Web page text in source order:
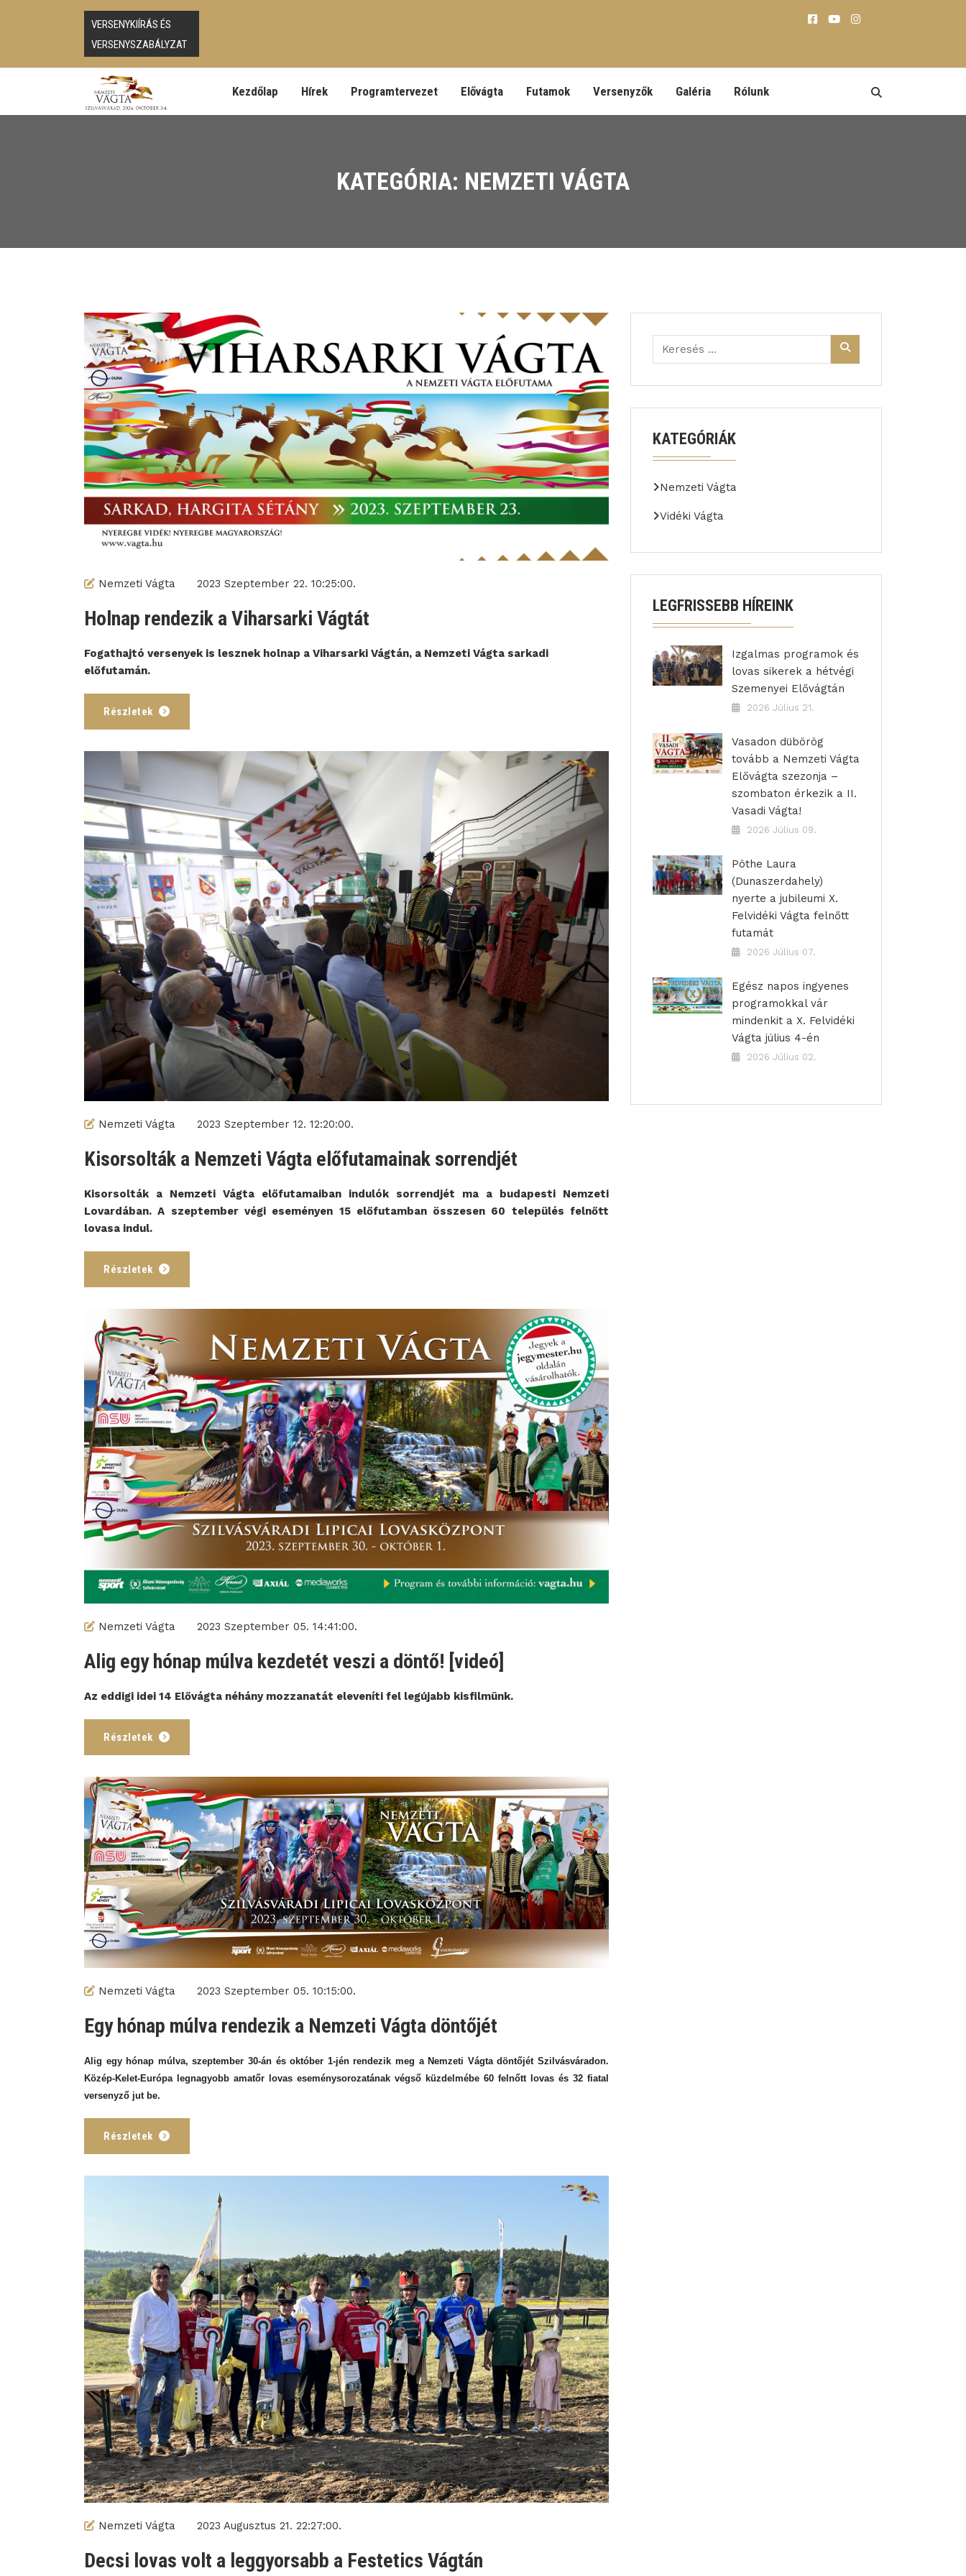
VERSENYKIÍRÁS ÉS
VERSENYSZABÁLYZAT
Kezdőlap Hírek Programtervezet Elővágta Futamok Versenyzők Galéria Rólunk
KATEGÓRIA: NEMZETI VÁGTA
Nemzeti Vágta 2023 Szeptember 22. 10:25:00.
Holnap rendezik a Viharsarki Vágtát
Fogathajtó versenyek is lesznek holnap a Viharsarki Vágtán, a Nemzeti Vágta sarkadi
előfutamán.
Részletek
Nemzeti Vágta 2023 Szeptember 12. 12:20:00.
Kisorsolták a Nemzeti Vágta előfutamainak sorrendjét
Kisorsolták a Nemzeti Vágta előfutamaiban indulók sorrendjét ma a budapesti Nemzeti
Lovardában. A szeptember végi eseményen 15 előfutamban összesen 60 település felnőtt
lovasa indul.
Részletek
Nemzeti Vágta 2023 Szeptember 05. 14:41:00.
Alig egy hónap múlva kezdetét veszi a döntő! [videó]
Az eddigi idei 14 Elővágta néhány mozzanatát eleveníti fel legújabb kisfilmünk.
Részletek
Nemzeti Vágta 2023 Szeptember 05. 10:15:00.
Egy hónap múlva rendezik a Nemzeti Vágta döntőjét
Alig egy hónap múlva, szeptember 30-án és október 1-jén rendezik meg a Nemzeti Vágta döntőjét Szilvásváradon.
Közép-Kelet-Európa legnagyobb amatőr lovas eseménysorozatának végső küzdelmébe 60 felnőtt lovas és 32 fiatal
versenyző jut be.
Részletek
Nemzeti Vágta 2023 Augusztus 21. 22:27:00.
Decsi lovas volt a leggyorsabb a Festetics Vágtán
KATEGÓRIÁK
Nemzeti Vágta
Vidéki Vágta
LEGFRISSEBB HÍREINK
Izgalmas programok és
lovas sikerek a hétvégi
Szemenyei Elővágtán
2026 Július 21.
Vasadon dübörög
tovább a Nemzeti Vágta
Elővágta szezonja –
szombaton érkezik a II.
Vasadi Vágta!
2026 Július 09.
Pöthe Laura
(Dunaszerdahely)
nyerte a jubileumi X.
Felvidéki Vágta felnőtt
futamát
2026 Július 07.
Egész napos ingyenes
programokkal vár
mindenkit a X. Felvidéki
Vágta július 4-én
2026 Július 02.